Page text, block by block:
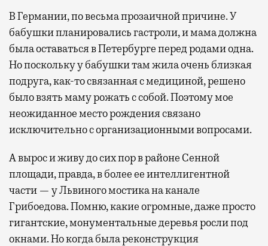
В Германии, по весьма прозаичной причине. У
бабушки планировались гастроли, и мама должна
была оставаться в Петербурге перед родами одна.
Но поскольку у бабушки там жила очень близкая
подруга, как-то связанная с медициной, решено
было взять маму рожать с собой. Поэтому мое
неожиданное место рождения связано
исключительно с организационными вопросами.
А вырос и живу до сих пор в районе Сенной
площади, правда, в более ее интеллигентной
части — у Львиного мостика на канале
Грибоедова. Помню, какие огромные, даже просто
гигантские, монументальные деревья росли под
окнами. Но когда была реконструкция